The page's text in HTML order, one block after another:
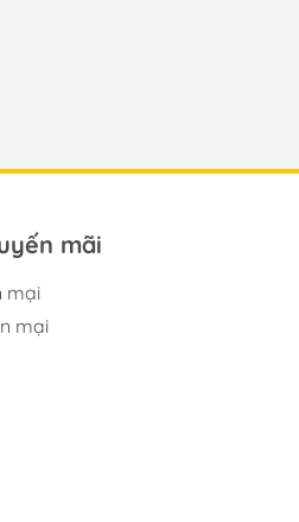
mãi
mại
mại